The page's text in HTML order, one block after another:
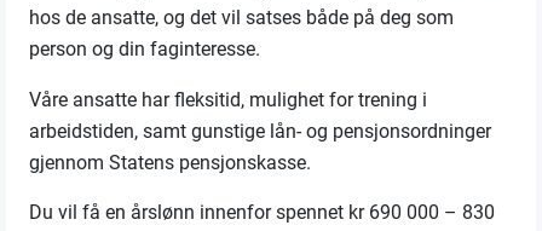
hos de ansatte, og det vil satses både på deg som
person og din faginteresse.
Våre ansatte har fleksitid, mulighet for trening i
arbeidstiden, samt gunstige lån- og pensjonsordninger
gjennom Statens pensjonskasse.
Du vil få en årslønn innenfor spennet kr 690 000 – 830